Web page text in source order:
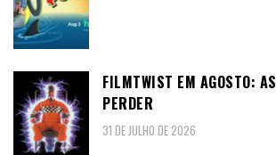
FILMTWIST EM AGOSTO:
PERDER
31 DE JULHO DE 2026